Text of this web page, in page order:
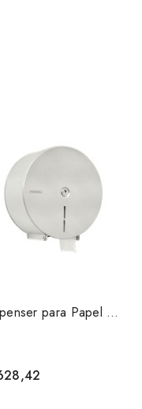
Dispenser para Papel Higiênico Aço Inox Acabamento Ace...